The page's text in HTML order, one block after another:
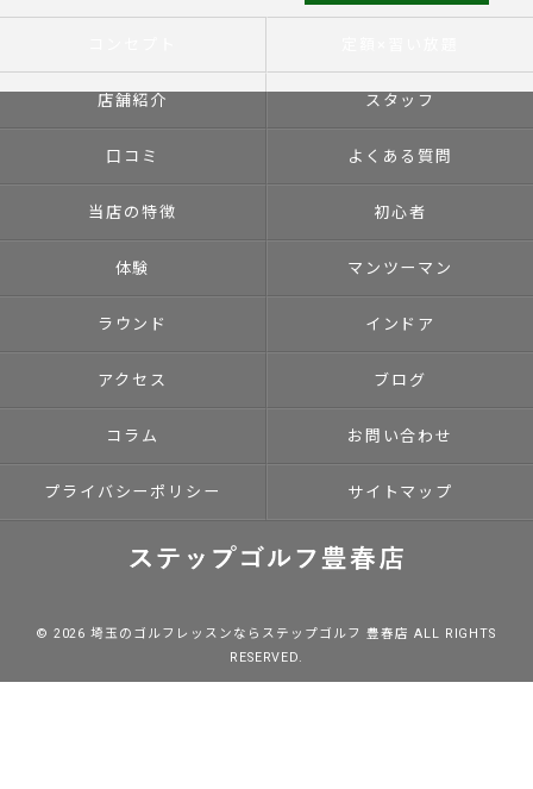
店舗紹介 スタッフ
口コミ よくある質問
当店の特徴 初心者
体験 マンツーマン
ラウンド インドア
アクセス ブログ
コラム お問い合わせ
プライバシーポリシー サイトマップ
© 2026 埼玉のゴルフレッスンならステップゴルフ 豊春店 ALL RIGHTS
RESERVED.